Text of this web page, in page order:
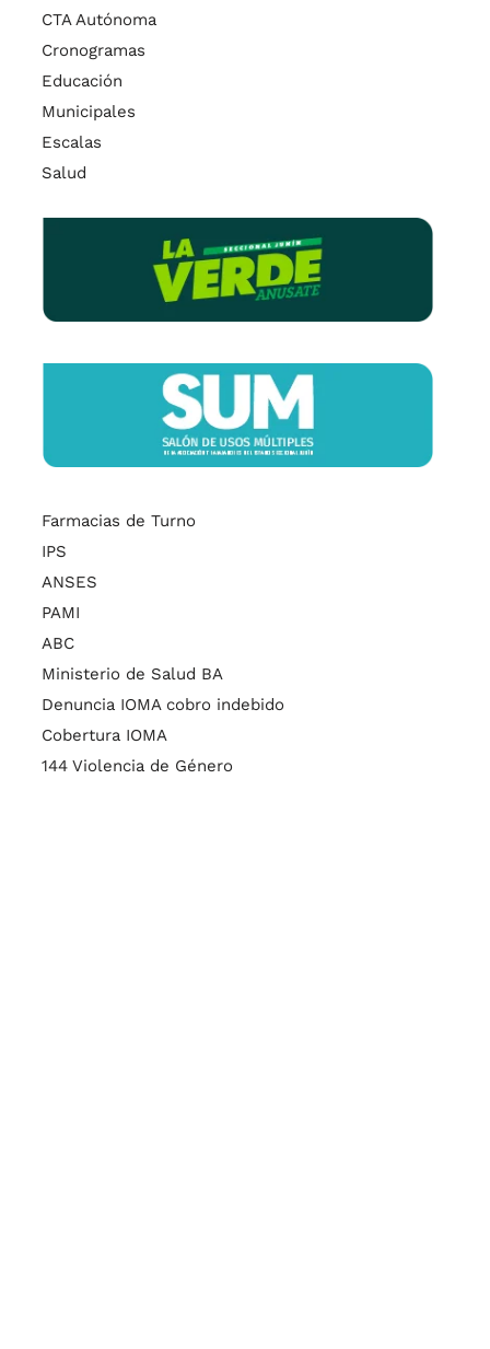
CTA Autónoma
Cronogramas
Educación
Municipales
Escalas
Salud
Farmacias de Turno
IPS
ANSES
PAMI
ABC
Ministerio de Salud BA
Denuncia IOMA cobro indebido
Cobertura IOMA
144 Violencia de Género